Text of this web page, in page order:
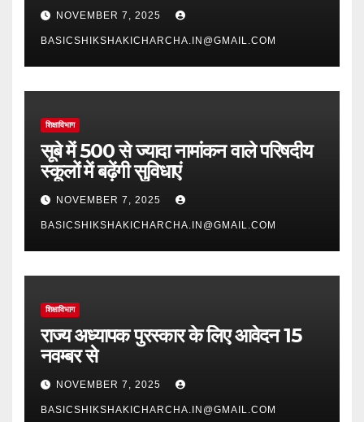
NOVEMBER 7, 2025
BASICSHIKSHAKICHARCHA.IN@GMAIL.COM
शिक्षाविभाग
सूबे में 500 से ज्यादा नामांकन वाले परिषदीय
स्कूलों में बढ़ेंगी सुविधाएं
NOVEMBER 7, 2025
BASICSHIKSHAKICHARCHA.IN@GMAIL.COM
शिक्षाविभाग
राज्य अध्यापक पुरस्कार के लिए आवेदन 15
नवम्बर से
NOVEMBER 7, 2025
BASICSHIKSHAKICHARCHA.IN@GMAIL.COM